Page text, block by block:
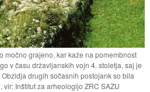
močno grajeno, kar kaže na pomembnost
v času državljanskih vojn 4. stoletja, saj je
drugih sočasnih postojank so bila
Inštitut za arheologijo ZRC SAZU